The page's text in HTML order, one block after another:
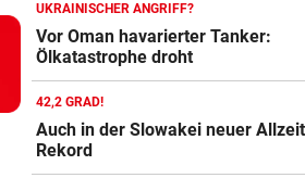
„VERSTEHE ICH NICHT“
ÖFB-Kicker Wimmer packt
Morddrohungen aus
UKRAINISCHER ANGRIFF?
Vor Oman havarierter Tanker:
Ölkatastrophe droht
42,2 GRAD!
Auch in der Slowakei neuer
Rekord